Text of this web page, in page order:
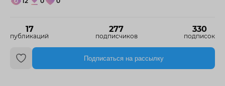
17
публикаций
277
подписчиков
330
подписок
Подписаться на рассылку